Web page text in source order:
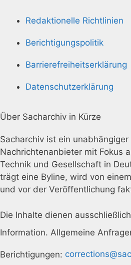
Redaktionelle Richtlinien
Berichtigungspolitik
Barrierefreiheitserklärung
Datenschutzerklärung
Über Sacharchiv in Kürze
Sacharchiv ist ein
Nachrichtenanbieter mit Fokus
Technik und Gesellschaft in
trägt eine Byline, wird von
und vor der Veröffentlichung
Die Inhalte dienen
Information. Allgemeine
Berichtigungen: